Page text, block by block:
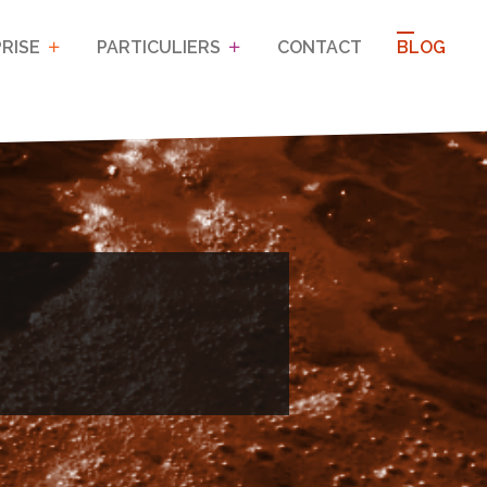
NOS PROGRAMMES DE
FORMATIONS
Mieux communiquer grâce à
la Process Com’
Développer son assertivité
Savoir gérer les conflits
Savoir gérer son temps et
ses priorités
PARTICULIERS
DEVIE
Coaching pour les particuliers
CONTACT BLOG